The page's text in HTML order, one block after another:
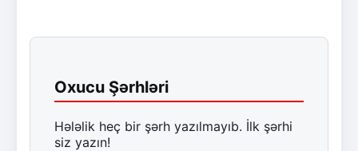
Oxucu Şərhləri
Hələlik heç bir şərh yazılmayıb. İlk şərhi
siz yazın!